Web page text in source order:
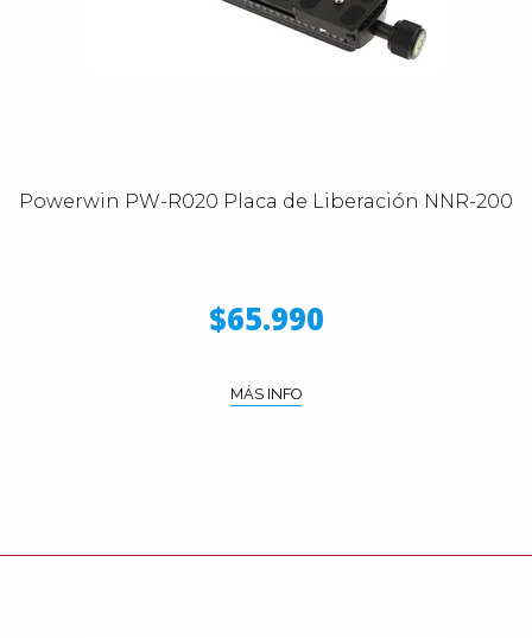
Powerwin PW-R020 Placa de Liberación NNR-200
$65.990
MÁS INFO